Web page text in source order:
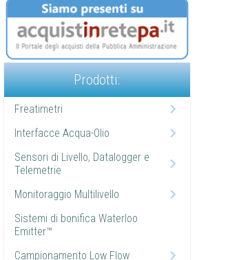
Prodotti:
Freatimetri
Interfacce Acqua-Olio
Sensori di Livello, Datalogger e
Telemetrie
Monitoraggio Multilivello
Sistemi di bonifica Waterloo
Emitter™
Campionamento Low Flow